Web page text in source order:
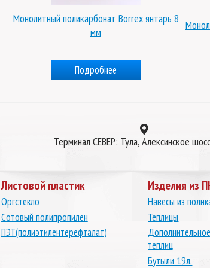
Монолитный поликарбонат Borrex янтарь 8
мм
Подробнее
Терминал СЕВЕР: Тула, Алексинское
Листовой пластик
Оргстекло
Сотовый полипропилен
ПЭТ(полиэтилентерефталат)
Изделия из
Навесы из
Теплицы
теплиц
Бутыли 19л.